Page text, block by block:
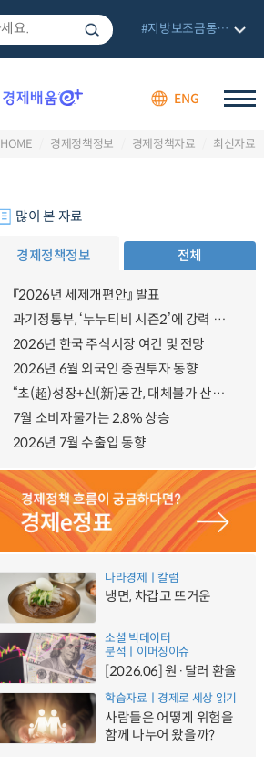
ENG
#지방보조금통합관리망
HOME 경제정책정보 경제정책자료 최신자료
많이 본 자료
경제정책정보 전체
『2026년 세제개편안』 발표
과기정통부, ‘누누티비 시즌2’에 강력 대응 의지 밝혀
2026년 한국 주식시장 여건 및 전망
2026년 6월 외국인 증권투자 동향
“초(超)성장+신(新)공간, 대체불가 산업강국”
7월 소비자물가는 2.8% 상승
2026년 7월 수출입 동향
나라경제ㅣ칼럼
냉면, 차갑고 뜨거운
소셜 빅데이터
분석ㅣ이머징이슈
[2026.06] 원·달러 환율
학습자료ㅣ경제로 세상 읽기
사람들은 어떻게 위험을
함께 나누어 왔을까?